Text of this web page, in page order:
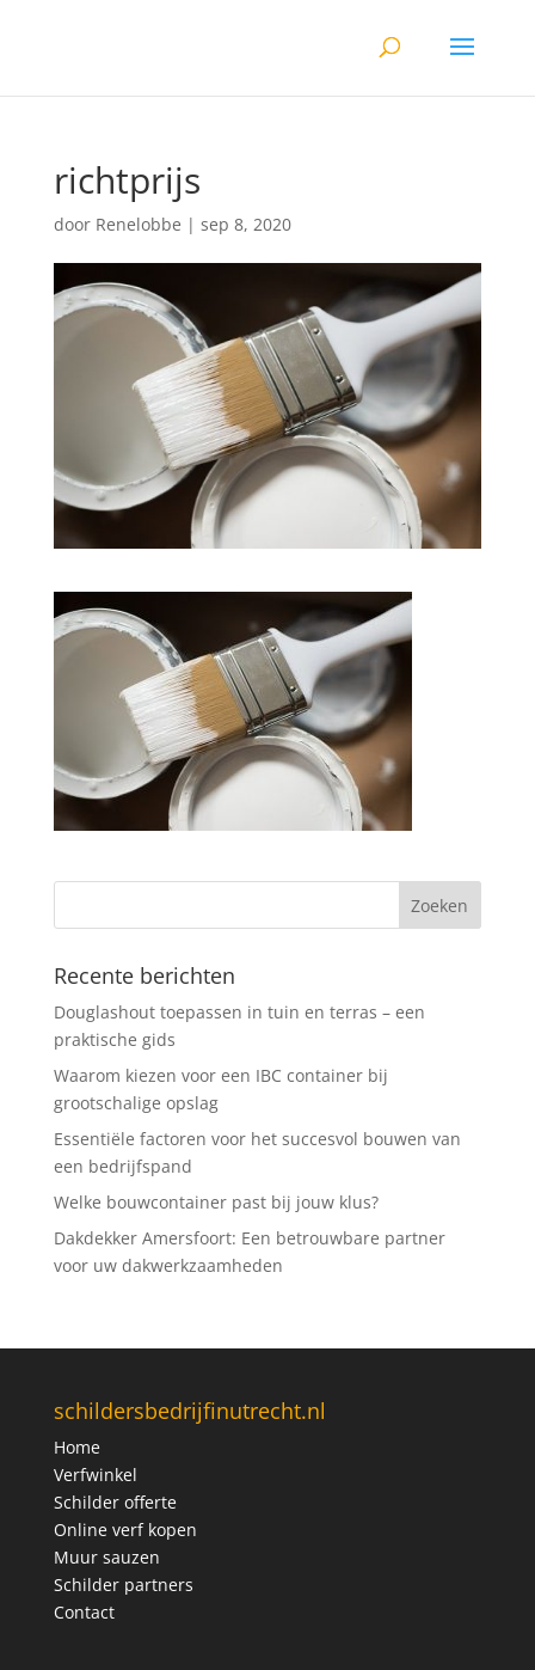
richtprijs
door Renelobbe | sep 8, 2020
Recente berichten
Douglashout toepassen in tuin en terras – een
praktische gids
Waarom kiezen voor een IBC container bij
grootschalige opslag
Essentiële factoren voor het succesvol bouwen van
een bedrijfspand
Welke bouwcontainer past bij jouw klus?
Dakdekker Amersfoort: Een betrouwbare partner
voor uw dakwerkzaamheden
schildersbedrijfinutrecht.nl
Home
Verfwinkel
Schilder offerte
Online verf kopen
Muur sauzen
Schilder partners
Contact